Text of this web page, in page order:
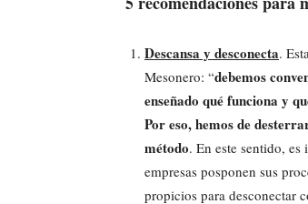
Descansa y desconecta.
Mesonero: “debemos
enseñado qué funciona y
Por eso, hemos de
método. En este sentido,
empresas posponen sus
propicios para desconectar